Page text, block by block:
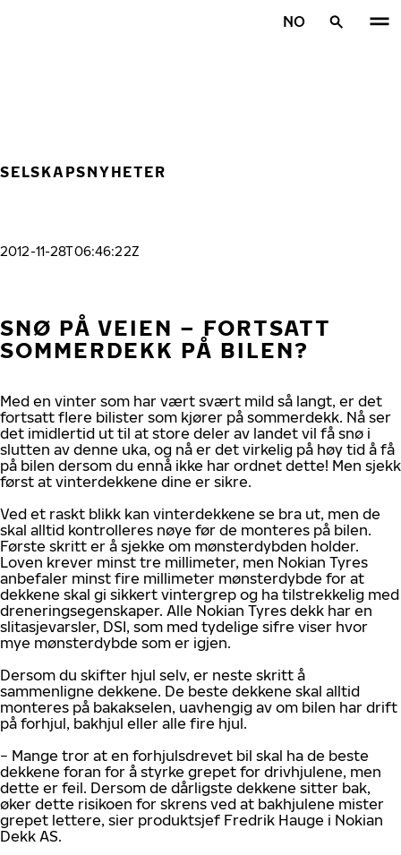
NO
SELSKAPSNYHETER
2012-11-28T06:46:22Z
SNØ PÅ VEIEN – FORTSATT
SOMMERDEKK PÅ BILEN?
Med en vinter som har vært svært mild så langt, er det
fortsatt flere bilister som kjører på sommerdekk. Nå ser
det imidlertid ut til at store deler av landet vil få snø i
slutten av denne uka, og nå er det virkelig på høy tid å få
på bilen dersom du ennå ikke har ordnet dette! Men sjekk
først at vinterdekkene dine er sikre.
Ved et raskt blikk kan vinterdekkene se bra ut, men de
skal alltid kontrolleres nøye før de monteres på bilen.
Første skritt er å sjekke om mønsterdybden holder.
Loven krever minst tre millimeter, men Nokian Tyres
anbefaler minst fire millimeter mønsterdybde for at
dekkene skal gi sikkert vintergrep og ha tilstrekkelig med
dreneringsegenskaper. Alle Nokian Tyres dekk har en
slitasjevarsler, DSI, som med tydelige sifre viser hvor
mye mønsterdybde som er igjen.
Dersom du skifter hjul selv, er neste skritt å
sammenligne dekkene. De beste dekkene skal alltid
monteres på bakakselen, uavhengig av om bilen har drift
på forhjul, bakhjul eller alle fire hjul.
− Mange tror at en forhjulsdrevet bil skal ha de beste
dekkene foran for å styrke grepet for drivhjulene, men
dette er feil. Dersom de dårligste dekkene sitter bak,
øker dette risikoen for skrens ved at bakhjulene mister
grepet lettere, sier produktsjef Fredrik Hauge i Nokian
Dekk AS.